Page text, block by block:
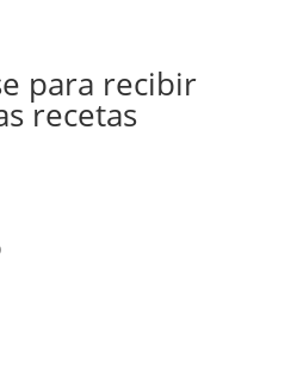
para recibir
recetas